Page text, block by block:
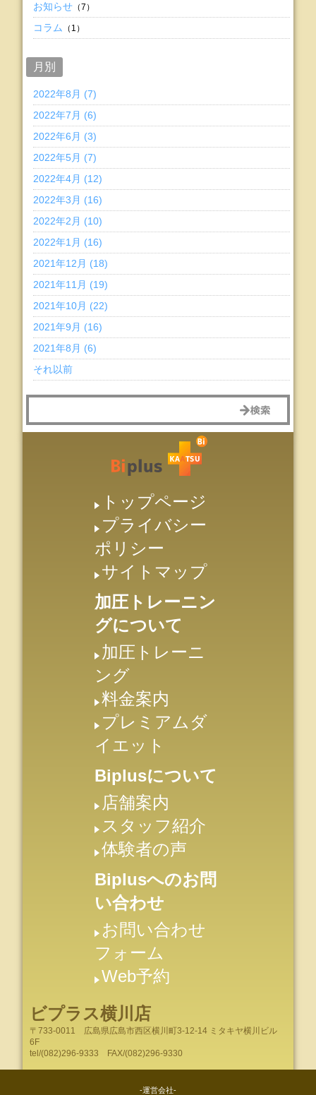
お知らせ （7）
コラム （1）
月別
2022年8月 (7)
2022年7月 (6)
2022年6月 (3)
2022年5月 (7)
2022年4月 (12)
2022年3月 (16)
2022年2月 (10)
2022年1月 (16)
2021年12月 (18)
2021年11月 (19)
2021年10月 (22)
2021年9月 (16)
2021年8月 (6)
それ以前
トップページ
プライバシー
ポリシー
サイトマップ
加圧トレーニン
グについて
加圧トレーニ
ング
料金案内
プレミアムダ
イエット
Biplusについて
店舗案内
スタッフ紹介
体験者の声
Biplusへのお問
い合わせ
お問い合わせ
フォーム
Web予約
ビプラス横川店
〒733-0011 広島県広島市西区横川町3-12-14 ミタキヤ横川ビル
6F
tel/(082)296-9333 FAX/(082)296-9330
-運営会社-